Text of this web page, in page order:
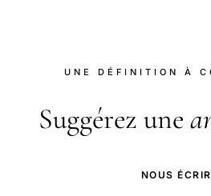
UNE DÉFINITION À
Suggérez une
NOUS